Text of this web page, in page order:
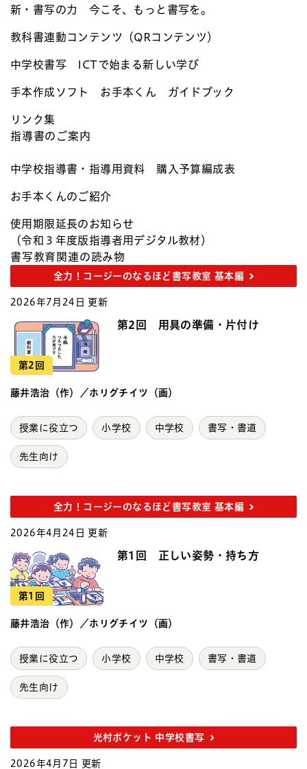
新・書写の力 今こそ、もっと書写を。
教科書連動コンテンツ（QRコンテンツ）​
中学校書写 ICTで始まる新しい学び
手本作成ソフト お手本くん ガイドブック​
リンク集
指導書のご案内
中学校指導書・指導用資料 購入予算編成表​
お手本くんのご紹介​
使用期限延長のお知らせ
（令和３年度版指導者用デジタル教材）
書写教育関連の読み物
全力！コージーのなるほど書写教室 基本編
2026年7月24日 更新
第2回
第2回 用具の準備・片付け
藤井浩治（作）／ホリグチイツ（画）
授業に役立つ 小学校 中学校 書写・書道
先生向け
全力！コージーのなるほど書写教室 基本編
2026年4月24日 更新
第1回
第1回 正しい姿勢・持ち方
藤井浩治（作）／ホリグチイツ（画）
授業に役立つ 小学校 中学校 書写・書道
先生向け
光村ポケット 中学校書写
2026年4月7日 更新